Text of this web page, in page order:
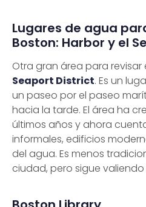
Lugares de agua
Boston: Harbor y el
Otra gran área para revisar
Seaport District. Es un
un paseo por el paseo
hacia la tarde. El área ha
últimos años y ahora
informales, edificios
del agua. Es menos
ciudad, pero sigue